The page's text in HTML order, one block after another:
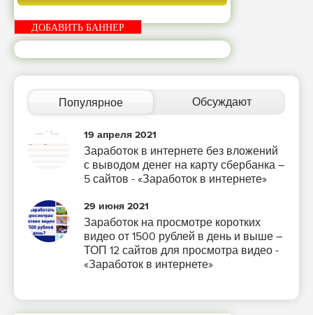
ДОБАВИТЬ БАННЕР
Популярное Обсуждают
19 апреля 2021
Заработок в интернете без вложений
с выводом денег на карту сбербанка –
5 сайтов - «Заработок в интернете»
29 июня 2021
Заработок на просмотре коротких
видео от 1500 рублей в день и выше –
ТОП 12 сайтов для просмотра видео -
«Заработок в интернете»